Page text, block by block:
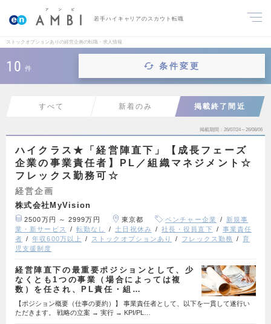
若手ハイキャリアのスカウト転職
ストックオプションありの経営企画の転職・求人情報
10 件 条件変更
すべて 新着のみ 掲載終了間近
掲載期間 26/07/24～26/08/06
ハイクラス★「経営陣直下」【成長フェーズ
企業の事業責任者】PL／組織マネジメント☆
フレックス勤務可☆
経営企画
株式会社MyVision
2500万円 ～ 2999万円 東京都 ベンチャー企業
新規事
業・新サービス
転勤なし 土日祝休み 社長・役員直下
事業責任
者
年収600万以上 ストックオプションあり フレックス勤務
育
児支援制度
経営陣直下の最重要ポジションとして、少
なくとも1つの事業（場合によっては複
数）を任され、PL責任・組…
【ポジション概要（仕事の要約）】 事業責任者として、以下を一貫して遂行い
ただきます。 戦略の立案 → 実行 → KPI/PL…